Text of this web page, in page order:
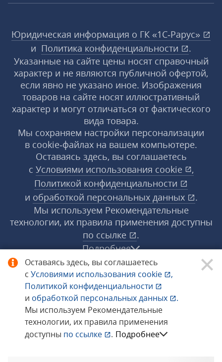
Оставаясь здесь, вы соглашаетесь
с Условиями использования cookie
,
Политикой конфиденциальности
и обработкой персональных данных
.
Мы используем Рекомендательные
технологии, их правила применения
доступны по ссылке . Подробнее
Юридическая информация о ГК «1С‑Рарус»
и Политика конфиденциальности
.
Указанные на сайте цены носят справочный
характер и не являются публичной офертой,
если явно не указано иное. Изображения
товаров на сайте носят иллюстративный
характер и могут отличаться от фактического
вида товара.
Мы сохраняем настройки персонализации
в cookie‑файлах на вашем компьютере.
Оставаясь здесь, вы соглашаетесь
с Условиями использования cookie
,
Политикой конфиденциальности
и обработкой персональных данных
.
Мы используем Рекомендательные
технологии, их правила применения доступны
по ссылке
.
Подробнее
© 1998−2026 «1С‑Рарус» ®. Все права
защищены.
Сообщить об ошибке